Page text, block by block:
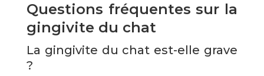
Questions fréquentes sur la
gingivite du chat
La gingivite du chat est-elle grave
?